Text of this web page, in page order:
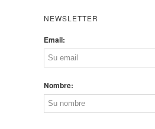
NEWSLETTER
Email:
Nombre: